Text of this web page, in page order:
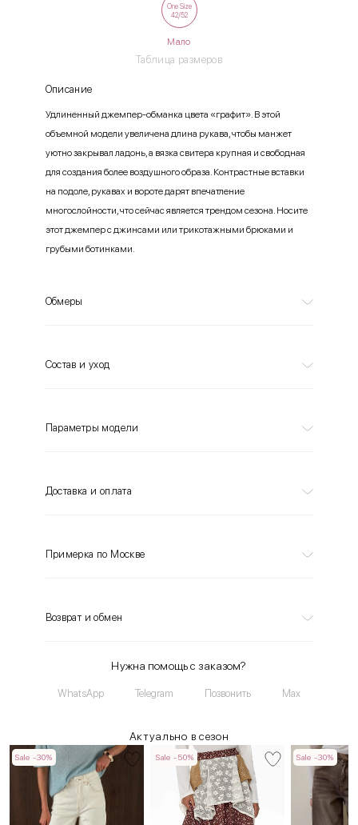
Таблица размеров
One Size
42/52
Мало
Описание
Удлиненный джемпер-обманка цвета «графит». В этой
объемной модели увеличена длина рукава, чтобы манжет
уютно закрывал ладонь, а вязка свитера крупная и свободная
для создания более воздушного образа. Контрастные вставки
на подоле, рукавах и вороте дарят впечатление
многослойности, что сейчас является трендом сезона. Носите
этот джемпер с джинсами или трикотажными брюками и
грубыми ботинками.
Обмеры
Состав и уход
Параметры модели
Доставка и оплата
Примерка по Москве
Возврат и обмен
Нужна помощь с заказом?
WhatsApp Telegram Позвонить Max
Актуально в сезон
Sale -30% Sale -50% Sale -30%